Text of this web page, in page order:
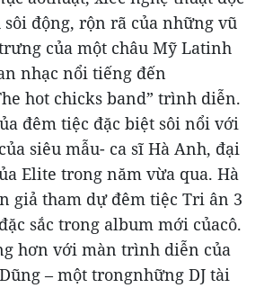
sôi động, rộn rã của những vũ
của một châu Mỹ Latinh
nhạc nổi tiếng đến
hot chicks band” trình diễn.
đêm tiệc đặc biệt sôi nổi với
siêu mẫu- ca sĩ Hà Anh, đại
Elite trong năm vừa qua. Hà
giả tham dự đêm tiệc Tri ân 3
sắc trong album mới củacô.
hơn với màn trình diễn của
– một trongnhững DJ tài